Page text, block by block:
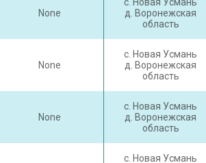
None
д. Воронежская
область
None
с. Новая Усмань
д. Воронежская
область
None
с. Новая Усмань
д. Воронежская
область
с. Новая Усмань